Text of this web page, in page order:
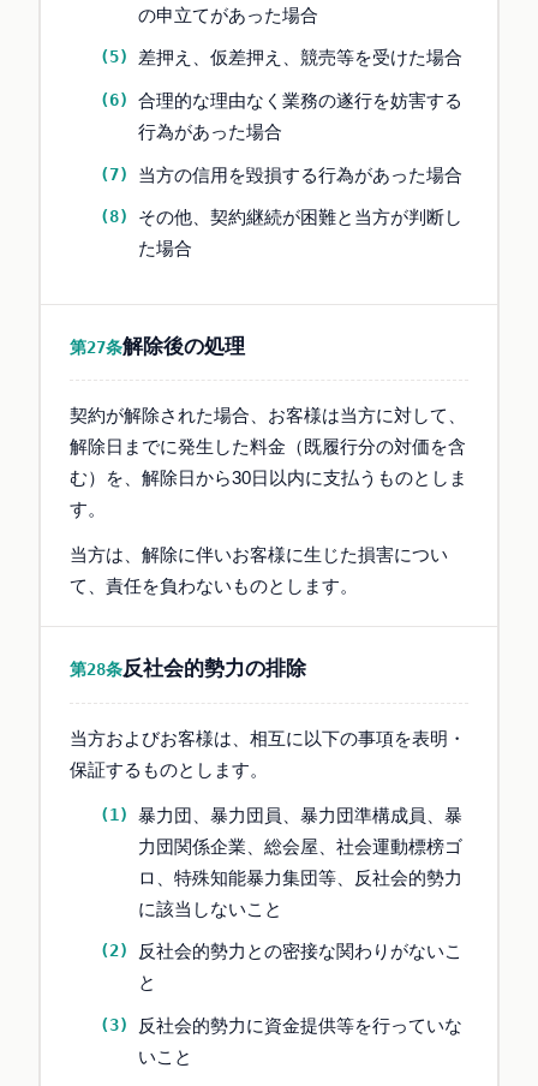
の申立てがあった場合
差押え、仮差押え、競売等を受けた場合
合理的な理由なく業務の遂行を妨害する
行為があった場合
当方の信用を毀損する行為があった場合
その他、契約継続が困難と当方が判断し
た場合
第27条解除後の処理
契約が解除された場合、お客様は当方に対して、
解除日までに発生した料金（既履行分の対価を含
む）を、解除日から30日以内に支払うものとしま
す。
当方は、解除に伴いお客様に生じた損害につい
て、責任を負わないものとします。
第28条反社会的勢力の排除
当方およびお客様は、相互に以下の事項を表明・
保証するものとします。
暴力団、暴力団員、暴力団準構成員、暴
力団関係企業、総会屋、社会運動標榜ゴ
ロ、特殊知能暴力集団等、反社会的勢力
に該当しないこと
反社会的勢力との密接な関わりがないこ
と
反社会的勢力に資金提供等を行っていな
いこと